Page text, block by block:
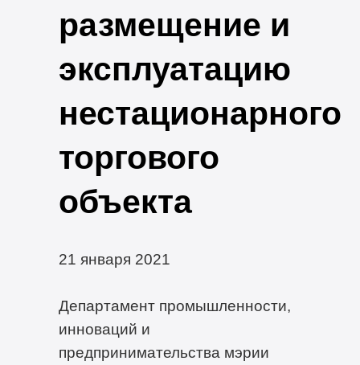
размещение и
эксплуатацию
нестационарного
торгового
объекта
21 января 2021
Департамент промышленности,
инноваций и
предпринимательства мэрии